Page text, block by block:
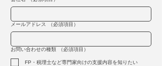
メールアドレス （必須項目）
お問い合わせの種類 （必須項目）
FP・税理士など専門家向けの支援内容を知りたい